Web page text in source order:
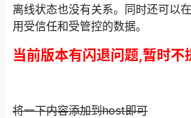
离线状态也没有关系。同时还可以
用受信任和受管控的数据。
当前版本有闪退问题,暂时不
将一下内容添加到host即可